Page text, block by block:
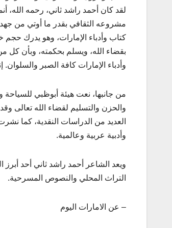
لقد كان أحمد راشد ثاني، رحمه الله،
مشروعه الثقافي بقدر ما أوتي من
كتاب وأدباء الإمارات، وهو يدرك حجم
بقضاء الله، ويسلم بحكمته، وبأن كل
وأدباء الإمارات كافة الصبر والسلوان.
من جانبها، نعت هيئة أبوظبي للسياحة
والحزن والتسليم لقضاء الله تعالى
العديد من الدراسات النقدية، كما
وأدبية عربية وعالمية.
ويعد الشاعر أحمد راشد ثاني أحد
التراث المحلي والنصوص المسرحية.
– عن الامارات اليوم